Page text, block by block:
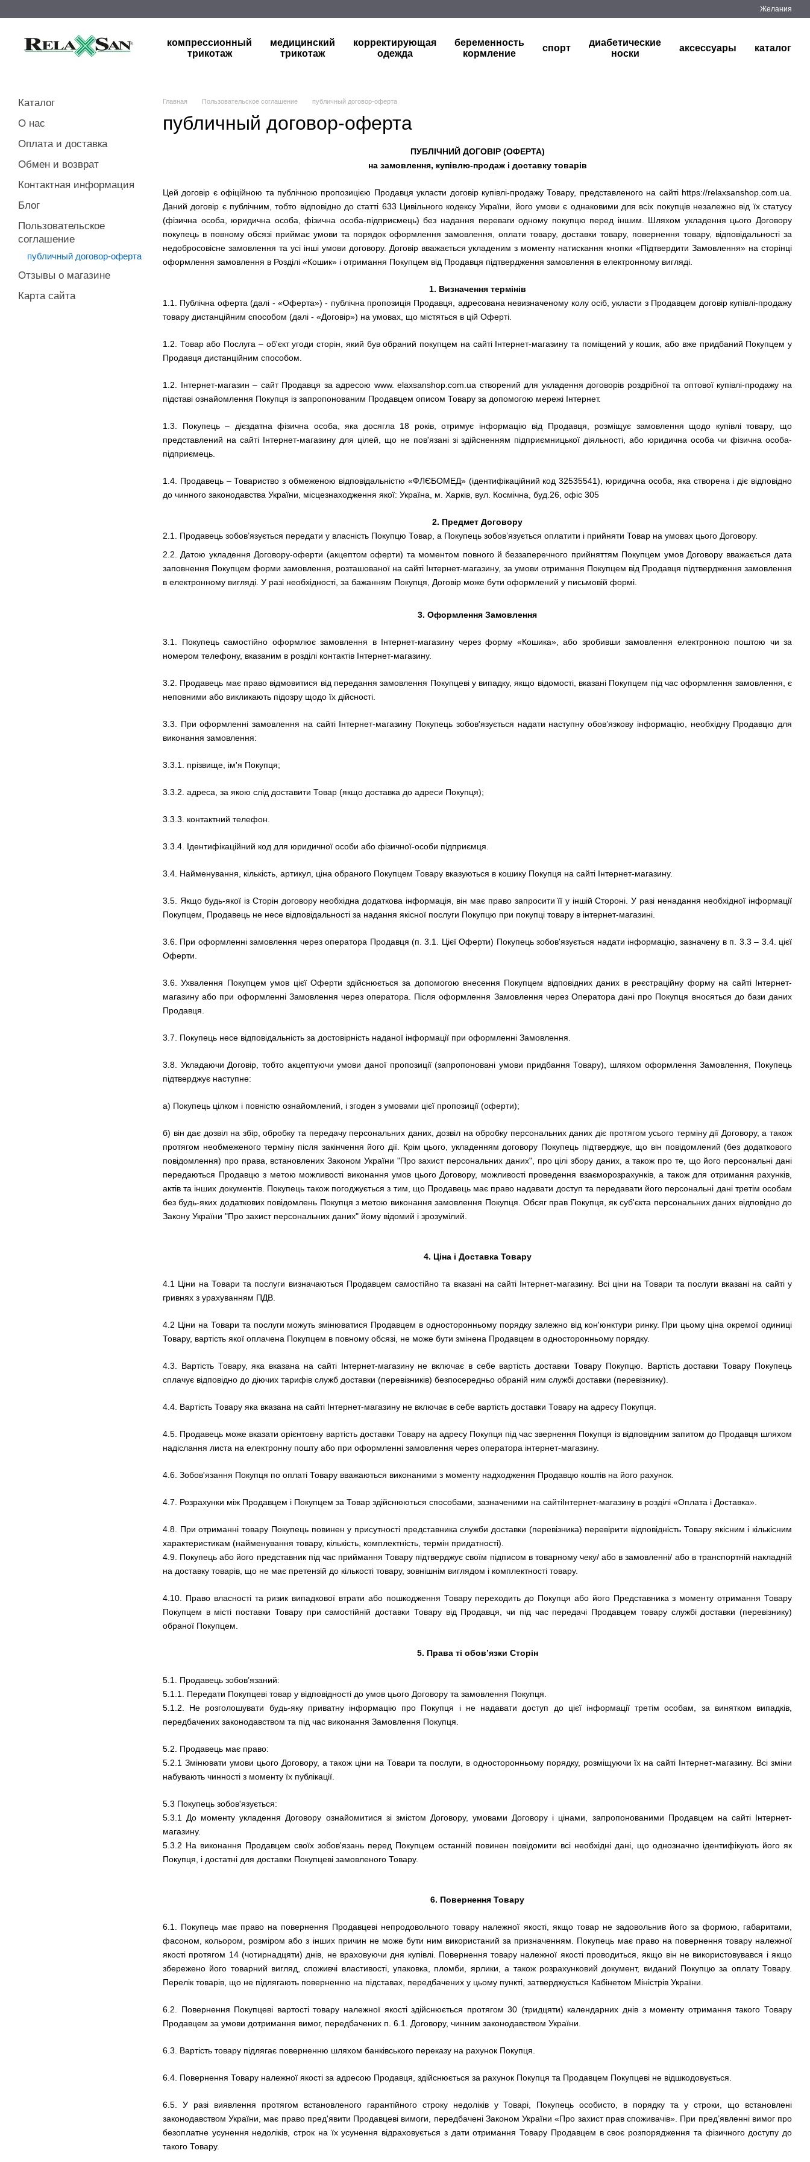
Желания
компрессионный
трикотаж
медицинский
трикотаж
корректирующая
одежда
беременность
кормление
спорт
диабетические
носки
аксессуары каталог
Главная Пользовательское соглашение публичный договор-оферта
публичный договор-оферта
ПУБЛІЧНИЙ ДОГОВІР (ОФЕРТА)
на замовлення, купівлю-продаж і доставку товарів
Цей договір є офіційною та публічною пропозицією Продавця укласти договір купівлі-продажу Товару, представленого на сайті https://relaxsanshop.com.ua.
Даний договір є публічним, тобто відповідно до статті 633 Цивільного кодексу України, його умови є однаковими для всіх покупців незалежно від їх статусу
(фізична особа, юридична особа, фізична особа-підприємець) без надання переваги одному покупцю перед іншим. Шляхом укладення цього Договору
покупець в повному обсязі приймає умови та порядок оформлення замовлення, оплати товару, доставки товару, повернення товару, відповідальності за
недобросовісне замовлення та усі інші умови договору. Договір вважається укладеним з моменту натискання кнопки «Підтвердити Замовлення» на сторінці
оформлення замовлення в Розділі «Кошик» і отримання Покупцем від Продавця підтвердження замовлення в електронному вигляді.
1. Визначення термінів
1.1.
Публічна оферта (далі - «Оферта») - публічна пропозиція Продавця, адресована невизначеному колу осіб, укласти з Продавцем договір купівлі-продажу
товару дистанційним способом (далі - «Договір») на умовах, що містяться в цій Оферті.
1.2. Товар або Послуга – об'єкт угоди сторін, який був обраний покупцем на сайті Інтернет-магазину та поміщений у кошик, або вже придбаний Покупцем у
Продавця дистанційним способом.
1.2. Інтернет-магазин – сайт Продавця за адресою www. elaxsanshop.com.ua створений для укладення договорів роздрібної та оптової купівлі-продажу на
підставі ознайомлення Покупця із запропонованим Продавцем описом Товару за допомогою мережі Інтернет.
1.3. Покупець – дієздатна фізична особа, яка досягла 18 років, отримує інформацію від Продавця, розміщує замовлення щодо купівлі товару, що
представлений на сайті Інтернет-магазину для цілей, що не пов'язані зі здійсненням підприємницької діяльності, або юридична особа чи фізична особа-
підприємець.
1.4. Продавець – Товариство з обмеженою відповідальністю «ФЛЄБОМЕД» (ідентифікаційний код 32535541), юридична особа, яка створена і діє відповідно
до чинного законодавства України, місцезнаходження якої: Україна, м. Харків, вул. Космічна, буд.26, офіс 305
2. Предмет Договору
2.1. Продавець зобов’язується передати у власність Покупцю Товар, а Покупець зобов’язується оплатити і прийняти Товар на умовах цього Договору.
2.2. Датою укладення Договору-оферти (акцептом оферти) та моментом повного й беззаперечного прийняттям Покупцем умов Договору вважається дата
заповнення Покупцем форми замовлення, розташованої на сайті Інтернет-магазину, за умови отримання Покупцем від Продавця підтвердження замовлення
в електронному вигляді. У разі необхідності, за бажанням Покупця, Договір може бути оформлений у письмовій формі.
3. Оформлення Замовлення
3.1. Покупець самостійно оформлює замовлення в Інтернет-магазину через форму «Кошика», або зробивши замовлення електронною поштою чи за
номером телефону, вказаним в розділі контактів Інтернет-магазину.
3.2. Продавець має право відмовитися від передання замовлення Покупцеві у випадку, якщо відомості, вказані Покупцем під час оформлення замовлення, є
неповними або викликають підозру щодо їх дійсності.
3.3. При оформленні замовлення на сайті Інтернет-магазину Покупець зобов'язується надати наступну обов’язкову інформацію, необхідну Продавцю для
виконання замовлення:
3.3.1. прізвище, ім'я Покупця;
3.3.2. адреса, за якою слід доставити Товар (якщо доставка до адреси Покупця);
3.3.3. контактний телефон.
3.3.4. Ідентифікаційний код для юридичної особи або фізичної-особи підприємця.
3.4. Найменування, кількість, артикул, ціна обраного Покупцем Товару вказуються в кошику Покупця на сайті Інтернет-магазину.
3.5. Якщо будь-якої із Сторін договору необхідна додаткова інформація, він має право запросити її у іншій Стороні. У разі ненадання необхідної інформації
Покупцем, Продавець не несе відповідальності за надання якісної послуги Покупцю при покупці товару в інтернет-магазині.
3.6. При оформленні замовлення через оператора Продавця (п. 3.1. Цієї Оферти) Покупець зобов'язується надати інформацію, зазначену в п. 3.3 – 3.4. цієї
Оферти.
3.6. Ухвалення Покупцем умов цієї Оферти здійснюється за допомогою внесення Покупцем відповідних даних в реєстраційну форму на сайті Інтернет-
магазину або при оформленні Замовлення через оператора.
Після оформлення Замовлення через Оператора дані про Покупця вносяться до бази даних
Продавця.
3.7. Покупець несе відповідальність за достовірність наданої інформації при оформленні Замовлення.
3.8. Укладаючи Договір, тобто акцептуючи умови даної пропозиції (запропоновані умови придбання Товару), шляхом оформлення Замовлення, Покупець
підтверджує наступне:
а) Покупець цілком і повністю ознайомлений, і згоден з умовами цієї пропозиції (оферти);
б) він дає дозвіл на збір, обробку та передачу персональних даних, дозвіл на обробку персональних даних діє протягом усього терміну дії Договору, а також
протягом необмеженого терміну після закінчення його дії.
Крім цього, укладенням договору Покупець підтверджує, що він повідомлений (без додаткового
повідомлення) про права, встановлених Законом України "Про захист персональних даних", про цілі збору даних, а також про те, що його персональні дані
передаються Продавцю з метою можливості виконання умов цього Договору, можливості проведення взаєморозрахунків, а також для отримання рахунків,
актів та інших документів. Покупець також погоджується з тим, що Продавець має право надавати доступ та передавати його персональні дані третім особам
без будь-яких додаткових повідомлень Покупця з метою виконання замовлення Покупця. Обсяг прав Покупця, як суб'єкта персональних даних відповідно до
Закону України "Про захист персональних даних" йому відомий і зрозумілий.
4. Ціна і Доставка Товару
4.1 Ціни на Товари та послуги визначаються Продавцем самостійно та вказані на сайті Інтернет-магазину. Всі ціни на Товари та послуги вказані на сайті у
гривнях з урахуванням ПДВ.
4.2 Ціни на Товари та послуги можуть змінюватися Продавцем в односторонньому порядку залежно від кон'юнктури ринку. При цьому ціна окремої одиниці
Товару, вартість якої оплачена Покупцем в повному обсязі, не може бути змінена Продавцем в односторонньому порядку.
4.3. Вартість Товару, яка вказана на сайті Інтернет-магазину не включає в себе вартість доставки Товару Покупцю. Вартість доставки Товару Покупець
сплачує відповідно до діючих тарифів служб доставки (перевізників) безпосередньо обраній ним службі доставки (перевізнику).
4.4. Вартість Товару яка вказана на сайті Інтернет-магазину не включає в себе вартість доставки Товару на адресу Покупця.
4.5. Продавець може вказати орієнтовну вартість доставки Товару на адресу Покупця під час звернення Покупця із відповідним запитом до Продавця шляхом
надіслання листа на електронну пошту або при оформленні замовлення через оператора інтернет-магазину.
4.6. Зобов'язання Покупця по оплаті Товару вважаються виконаними з моменту надходження Продавцю коштів на його рахунок.
4.7. Розрахунки між Продавцем і Покупцем за Товар здійснюються способами, зазначеними на сайтіІнтернет-магазину в розділі «Оплата і Доставка».
4.8.
При отриманні товару Покупець повинен у присутності представника служби доставки (перевізника) перевірити відповідність Товару якісним і кількісним
характеристикам (найменування товару, кількість, комплектність, термін придатності).
4.9. Покупець або його представник під час приймання Товару підтверджує своїм підписом в товарному чеку/ або в замовленні/ або в транспортній накладній
на доставку товарів, що не має претензій до кількості товару, зовнішнім виглядом і комплектності товару.
4.10. Право власності та ризик випадкової втрати або пошкодження Товару переходить до Покупця або його Представника з моменту отримання Товару
Покупцем в місті поставки Товару при самостійній доставки Товару від Продавця, чи під час передачі Продавцем товару службі доставки (перевізнику)
обраної Покупцем.
5. Права ті обов’язки Сторін
5.1. Продавець зобов’язаний:
5.1.1. Передати Покупцеві товар у відповідності до умов цього Договору та замовлення Покупця.
5.1.2. Не розголошувати будь-яку приватну інформацію про Покупця і не надавати доступ до цієї інформації третім особам, за винятком випадків,
передбачених законодавством та під час виконання Замовлення Покупця.
5.2. Продавець має право:
5.2.1 Змінювати умови цього Договору, а також ціни на Товари та послуги, в односторонньому порядку, розміщуючи їх на сайті Інтернет-магазину. Всі зміни
набувають чинності з моменту їх публікації.
5.3 Покупець зобов'язується:
5.3.1 До моменту укладення Договору ознайомитися зі змістом Договору, умовами Договору і цінами, запропонованими Продавцем на сайті Інтернет-
магазину.
5.3.2 На виконання Продавцем своїх зобов'язань перед Покупцем останній повинен повідомити всі необхідні дані, що однозначно ідентифікують його як
Покупця, і достатні для доставки Покупцеві замовленого Товару.
6. Повернення Товару
6.1. Покупець має право на повернення Продавцеві непродовольчого товару належної якості, якщо товар не задовольнив його за формою, габаритами,
фасоном, кольором, розміром або з інших причин не може бути ним використаний за призначенням. Покупець має право на повернення товару належної
якості протягом 14 (чотирнадцяти) днів, не враховуючи дня купівлі. Повернення товару належної якості проводиться, якщо він не використовувався і якщо
збережено його товарний вигляд, споживчі властивості, упаковка, пломби, ярлики, а також розрахунковий документ, виданий Покупцю за оплату Товару.
Перелік товарів, що не підлягають поверненню на підставах, передбачених у цьому пункті, затверджується Кабінетом Міністрів України.
6.2. Повернення Покупцеві вартості товару належної якості здійснюється протягом 30 (тридцяти) календарних днів з моменту отримання такого Товару
Продавцем за умови дотримання вимог, передбачених п. 6.1. Договору, чинним законодавством України.
6.3. Вартість товару підлягає поверненню шляхом банківського переказу на рахунок Покупця.
6.4. Повернення Товару належної якості за адресою Продавця, здійснюється за рахунок Покупця та Продавцем Покупцеві не відшкодовується.
6.5. У разі виявлення протягом встановленого гарантійного строку недоліків у Товарі, Покупець особисто, в порядку та у строки, що встановлені
законодавством України, має право пред'явити Продавцеві вимоги, передбачені Законом України «Про захист прав споживачів». При пред’явленні вимог про
безоплатне усунення недоліків, строк на їх усунення відраховується з дати отримання Товару Продавцем в своє розпорядження та фізичного доступу до
такого Товару.
Каталог
О нас
Оплата и доставка
Обмен и возврат
Контактная информация
Блог
Пользовательское
соглашение
публичный договор-оферта
Отзывы о магазине
Карта сайта